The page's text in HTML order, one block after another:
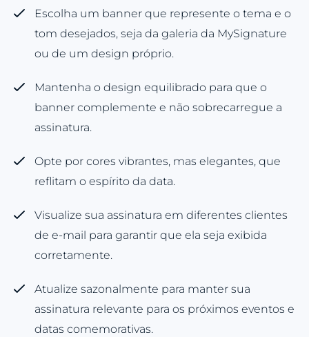
Escolha um banner que represente o tema e o
tom desejados, seja da galeria da MySignature
ou de um design próprio.
Mantenha o design equilibrado para que o
banner complemente e não sobrecarregue a
assinatura.
Opte por cores vibrantes, mas elegantes, que
reflitam o espírito da data.
Visualize sua assinatura em diferentes clientes
de e-mail para garantir que ela seja exibida
corretamente.
Atualize sazonalmente para manter sua
assinatura relevante para os próximos eventos e
datas comemorativas.